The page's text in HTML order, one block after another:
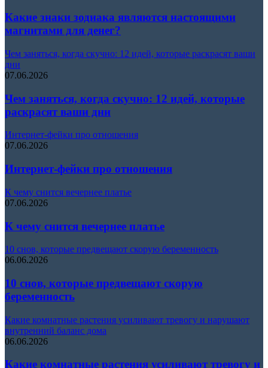
Какие знаки зодиака являются настоящими
магнитами для денег?
Чем заняться, когда скучно: 12 идей, которые раскрасят ваши
дни
07.06.2026
Чем заняться, когда скучно: 12 идей, которые
раскрасят ваши дни
Интернет-фейки про отношения
07.06.2026
Интернет-фейки про отношения
К чему снится вечернее платье
07.06.2026
К чему снится вечернее платье
10 снов, которые предвещают скорую беременность
06.06.2026
10 снов, которые предвещают скорую
беременность
Какие комнатные растения усиливают тревогу и нарушают
внутренний баланс дома
06.06.2026
Какие комнатные растения усиливают тревогу и